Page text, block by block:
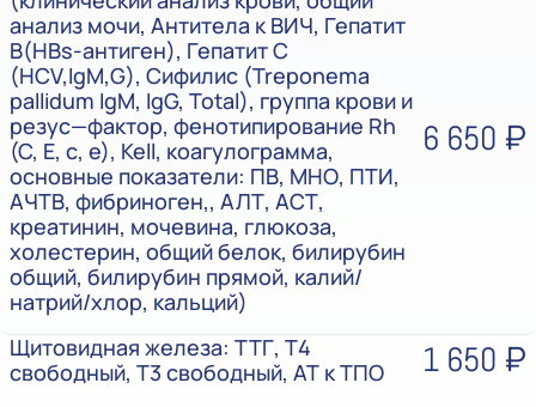
анализ мочи, Антитела к ВИЧ, Гепатит
В(HBs-антиген), Гепатит С
(HCV,IgM,G), Сифилис (Treponema
pallidum IgM, IgG, Total), группа крови и
резус—фактор, фенотипирование Rh
(C, E, c, e), Kell, коагулограмма,
основные показатели: ПВ, МНО, ПТИ,
АЧТВ, фибриноген,, АЛТ, АСТ,
креатинин, мочевина, глюкоза,
холестерин, общий белок, билирубин
общий, билирубин прямой, калий/
натрий/хлор, кальций)
6 650 ₽
Щитовидная железа: ТТГ, Т4
свободный, Т3 свободный, АТ к ТПО
1 650 ₽